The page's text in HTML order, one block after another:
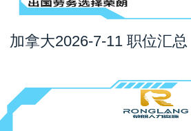
加拿大2026-7-11 职位汇总